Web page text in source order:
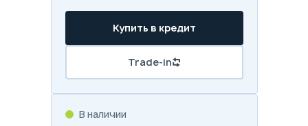
Купить в кредит
Trade-in
В наличии